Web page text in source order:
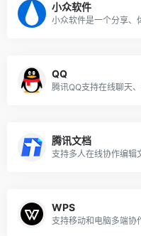
小众软件
QQ
腾讯文档
WPS